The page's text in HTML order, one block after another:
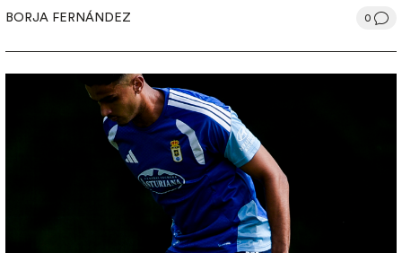
BORJA FERNÁNDEZ 0